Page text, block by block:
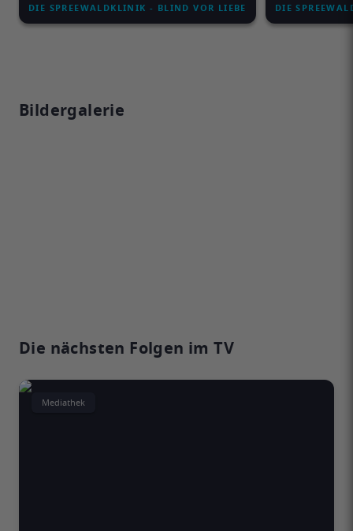
DIE SPREEWALDKLINIK - BLIND VOR LIEBE DIE
Bildergalerie
Die nächsten Folgen im TV
Mediathek